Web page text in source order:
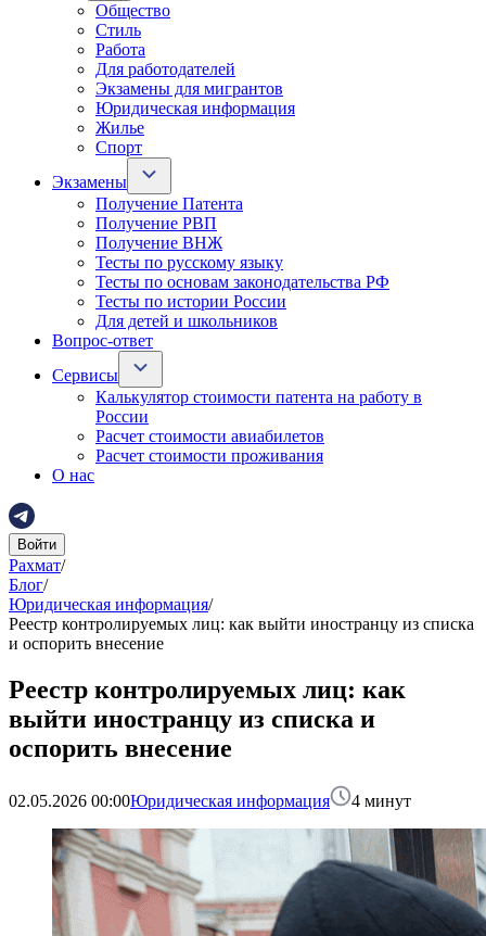
Общество
Стиль
Работа
Для работодателей
Экзамены для мигрантов
Юридическая информация
Жилье
Спорт
Экзамены
Получение Патента
Получение РВП
Получение ВНЖ
Тесты по русскому языку
Тесты по основам законодательства РФ
Тесты по истории России
Для детей и школьников
Вопрос-ответ
Сервисы
Калькулятор стоимости патента на работу в
России
Расчет стоимости авиабилетов
Расчет стоимости проживания
О нас
Войти
Рахмат/
Блог/
Юридическая информация/
Реестр контролируемых лиц: как выйти иностранцу из списка
и оспорить внесение
Реестр контролируемых лиц: как
выйти иностранцу из списка и
оспорить внесение
02.05.2026 00:00Юридическая информация 4 минут